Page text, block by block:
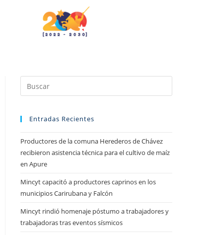
Entradas Recientes
Productores de la comuna Herederos de Chávez
recibieron asistencia técnica para el cultivo de maíz
en Apure
Mincyt capacitó a productores caprinos en los
municipios Carirubana y Falcón
Mincyt rindió homenaje póstumo a trabajadores y
trabajadoras tras eventos sísmicos